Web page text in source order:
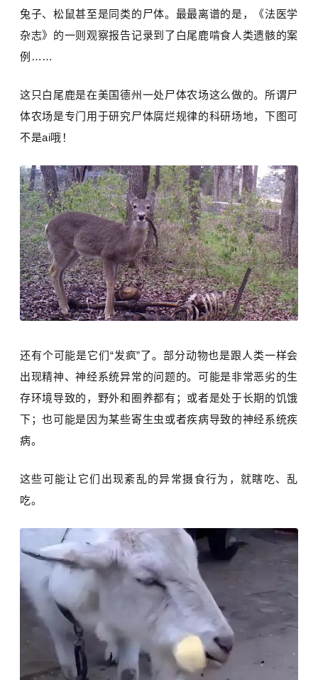
兔子、松鼠甚至是同类的尸体。最最离谱的是，《法医学
杂志》的一则观察报告记录到了 白尾鹿啃食人类遗骸的案
例……
这只白尾鹿是在美国德州一处尸体农场这么做的。所谓尸
体农场是专门用于研究尸体腐烂规律的科研场地，下图可
不是ai哦！
还有个可能是它们“发疯”了。部分动物也是跟人类一样会
出现精神、神经系统异常的问题的。可能是非常恶劣的生
存环境导致的，野外和圈养都有；或者是处于长期的饥饿
下；也可能是因为某些寄生虫或者疾病导致的神经系统疾
病。
这些可能让它们出现紊乱的异常摄食行为，就瞎吃、乱
吃。